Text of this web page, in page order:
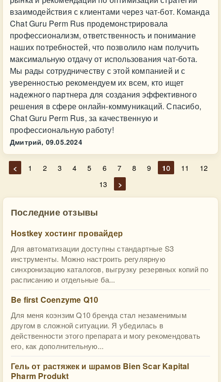
взаимодействия с клиентами через чат-бот. Команда
Chat Guru Perm Rus продемонстрировала
профессионализм, ответственность и понимание
наших потребностей, что позволило нам получить
максимальную отдачу от использования чат-бота.
Мы рады сотрудничеству с этой компанией и с
уверенностью рекомендуем их всем, кто ищет
надежного партнера для создания эффективного
решения в сфере онлайн-коммуникаций. Спасибо,
Chat Guru Perm Rus, за качественную и
профессиональную работу!
Дмитрий, 09.05.2024
< 1 2 3 4 5 6 7 8 9 10 11
12
13
>
Последние отзывы
Hostkey хостинг провайдер
Для автоматизации доступны стандартные S3
инструменты. Можно настроить регулярную
синхронизацию каталогов, выгрузку резервных копий по
расписанию и отдельные ба...
Be first Coenzyme Q10
Для меня коэнзим Q10 бренда стал незаменимым
другом в сложной ситуации. Я убедилась в
действенности этого препарата и могу рекомендовать
его, как дополнительную...
Гель от растяжек и шрамов Bien Scar Kapital
Pharm Produkt